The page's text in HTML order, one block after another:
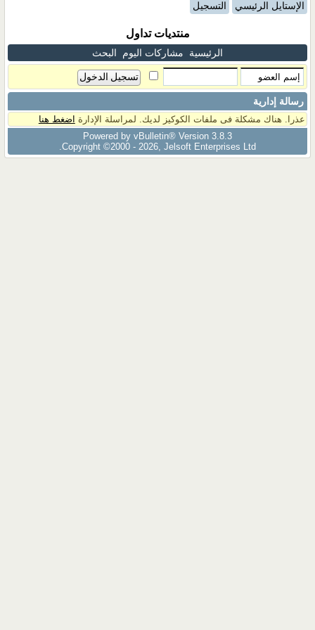
الإستايل الرئيسي التسجيل
منتديات تداول
الرئيسية مشاركات اليوم البحث
رسالة إدارية
عذرا. هناك مشكلة فى ملفات الكوكيز لديك. لمراسلة الإدارة اضغط هنا
Powered by vBulletin® Version 3.8.3
Copyright ©2000 - 2026, Jelsoft Enterprises Ltd.